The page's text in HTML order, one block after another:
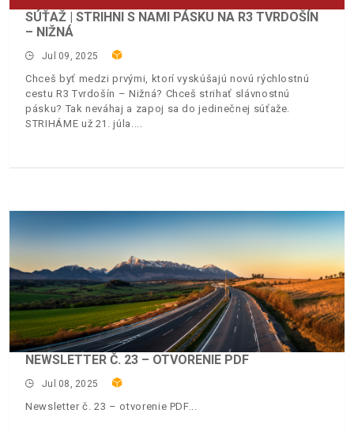
SÚŤAŽ | STRIHNI S NAMI PÁSKU NA R3 TVRDOŠÍN
– NIŽNÁ
Jul 09, 2025
Chceš byť medzi prvými, ktorí vyskúšajú novú rýchlostnú
cestu R3 Tvrdošín – Nižná? Chceš strihať slávnostnú
pásku? Tak neváhaj a zapoj sa do jedinečnej súťaže.
STRIHÁME už 21. júla.
NEWSLETTER Č. 23 – OTVORENIE PDF
Jul 08, 2025
Newsletter č. 23 – otvorenie PDF